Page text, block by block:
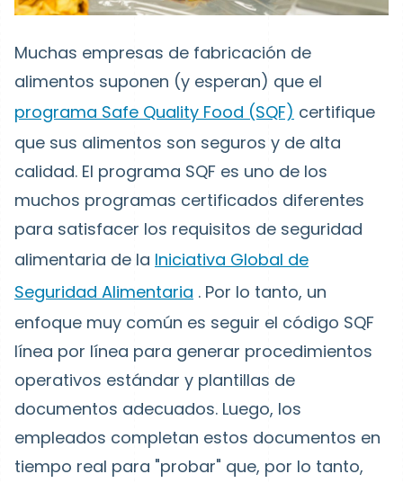
Muchas empresas de fabricación de
alimentos suponen (y esperan) que el
programa Safe Quality Food (SQF) certifique
que sus alimentos son seguros y de alta
calidad. El programa SQF es uno de los
muchos programas certificados diferentes
para satisfacer los requisitos de seguridad
alimentaria de la Iniciativa Global de
Seguridad Alimentaria . Por lo tanto, un
enfoque muy común es seguir el código SQF
línea por línea para generar procedimientos
operativos estándar y plantillas de
documentos adecuados. Luego, los
empleados completan estos documentos en
tiempo real para "probar" que, por lo tanto,